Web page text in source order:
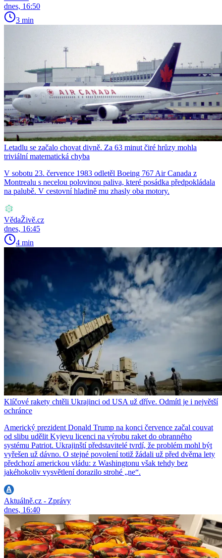
dnes, 16:50
3 min
Letadlu se začalo chovat divně. Za 63 minut čiré hrůzy mohla
triviální matematická chyba
V sobotu 23. července 1983 odletěl Boeing 767 Air Canada z
Montrealu s necelou polovinou paliva, které posádka předpokládala
na palubě. V cestovní hladině mu zhasly oba motory.
VědaŽivě.cz
dnes, 16:45
4 min
Klíčové rakety chtěli Ukrajinci od USA už dříve. Odmítl je i největší
ochránce
Americký prezident Donald Trump na konci července začal couvat
od slibu udělit Kyjevu licenci na výrobu raket do obranného
systému Patriot. Ukrajinští představitelé tvrdí, že problém mohl být
vyřešen už dávno. O stejné povolení totiž žádali už před dvěma lety
předchozí americkou vládu: z Washingtonu však tehdy bez
jakéhokoliv vysvětlení dorazilo strohé „ne“.
Aktuálně.cz - Zprávy
dnes, 16:40